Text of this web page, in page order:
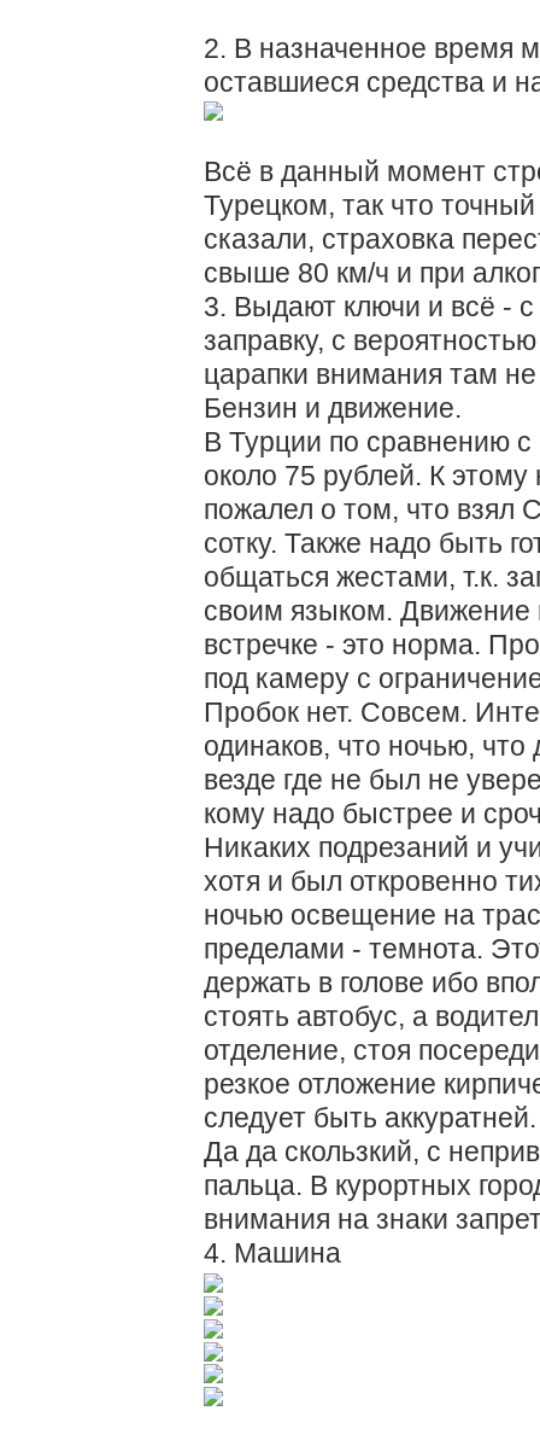
2. В назначенное время
оставшиеся средства и
Всё в данный момент
Турецком, так что
сказали, страховка
свыше 80 км/ч и при
3. Выдают ключи и всё -
заправку, с
царапки внимания там
Бензин и движение.
В Турции по сравнению с
около 75 рублей. К
пожалел о том, что взял
сотку. Также надо быть
общаться жестами, т.к.
своим языком.
встречке - это норма.
под камеру с
Пробок нет. Совсем.
одинаков, что ночью,
везде где не был не
кому надо быстрее и
Никаких подрезаний и
хотя и был откровенно
ночью освещение на
пределами - темнота.
держать в голове ибо
стоять автобус, а
отделение, стоя
резкое отложение
следует быть
Да да скользкий, с
пальца. В курортных
внимания на знаки
4. Машина